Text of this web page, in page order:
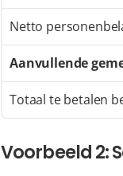
Netto
Aanvullende
Totaal te betalen
Voorbeeld 2: